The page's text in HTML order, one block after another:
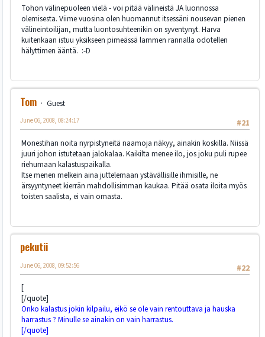
Tohon välinepuoleen vielä - voi pitää välineistä JA luonnossa
olemisesta. Viime vuosina olen huomannut itsessäni nousevan pienen
välineintoilijan, mutta luontosuhteenikin on syventynyt. Harva
kuitenkaan istuu yksikseen pimeässä lammen rannalla odotellen
hälyttimen ääntä. :-D
Tom
Guest
#21
June 06, 2008, 08:24:17
Monestihan noita nyrpistyneitä naamoja näkyy, ainakin koskilla. Niissä
juuri johon istutetaan jalokalaa. Kaikilta menee ilo, jos joku puli rupee
riehumaan kalastuspaikalla.
Itse menen melkein aina juttelemaan ystävällisille ihmisille, ne
ärsyyntyneet kierrän mahdollisimman kaukaa. Pitää osata iloita myös
toisten saalista, ei vain omasta.
pekutii
#22
June 06, 2008, 09:52:56
[
[/quote]
Onko kalastus jokin kilpailu, eikö se ole vain rentouttava ja hauska
harrastus ? Minulle se ainakin on vain harrastus.
[/quote]